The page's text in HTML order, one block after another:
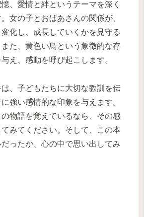
、愛情と絆というテーマを深く
女の子とおばあさんの関係が、
化し、成長していくかを見守る
た、黄色い鳥という象徴的な存
え、感動を呼び起こします。
、子どもたちに大切な教訓を伝
強い感情的な印象を与えます。
物語を覚えているなら、その感
みてください。そして、この本
ったか、心の中で思い出してみ